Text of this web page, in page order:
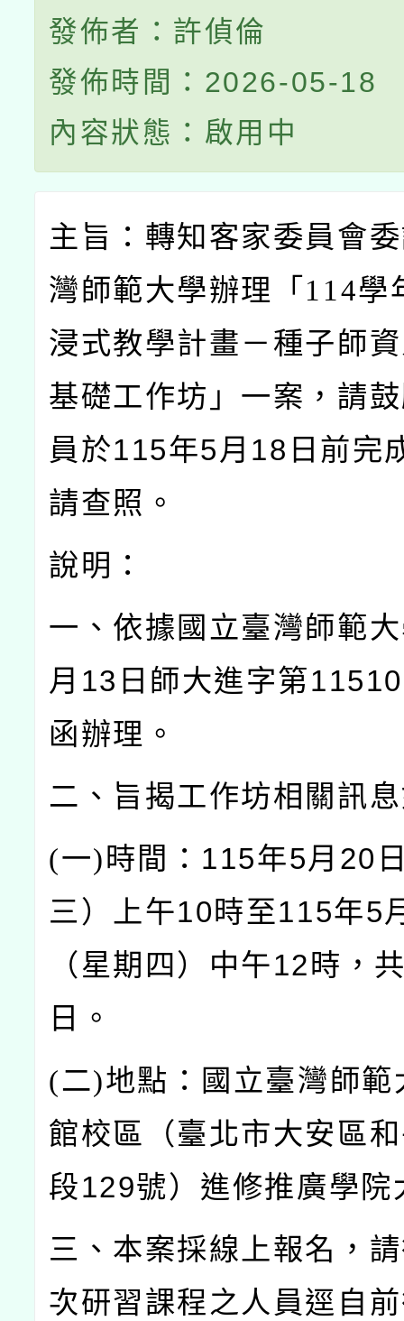
發佈者：許偵倫
發佈時間：2026-05-18
內容狀態：啟用中
主旨：轉知客家委員會
灣師範大學辦理「114學
浸式教學計畫－種子師
基礎工作坊」一案，請
員於115年5月18日前完
請查照。
說明：
一、依據國立臺灣師範
月13日師大進字第
函辦理。
二、旨揭工作坊相關訊
(一) 時間：115年5月20
三）上午10時至115年5
（星期四）中午12時，
日。
(二)地點：國立臺灣師範
館校區（臺北市大安區
段129號）進修推廣學院
三、本案採線上報名，
次研習課程之人員逕自